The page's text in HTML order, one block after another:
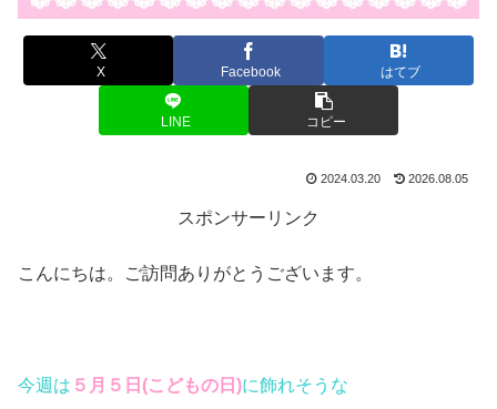
X Facebook はてブ
LINE コピー
2024.03.20 2026.08.05
スポンサーリンク
こんにちは。ご訪問ありがとうございます。
今週は ５月５日(こどもの日)に飾れそうな